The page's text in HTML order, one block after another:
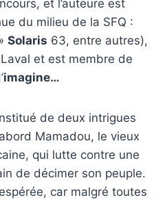
et l’auteure est
du milieu de la SFQ :
Solaris 63, entre autres),
et est membre de
imagine…
de deux intrigues
Mamadou, le vieux
qui lutte contre une
de décimer son peuple.
car malgré toutes